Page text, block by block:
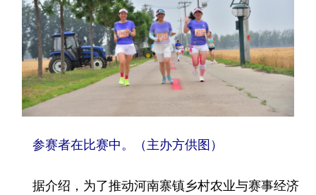
参赛者在比赛中。（主办方供图）
据介绍，为了推动河南寨镇乡村农业与赛事经济